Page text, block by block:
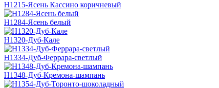
H1215-Ясень Кассино коричневый
H1284-Ясень белый
H1320-Дуб-Кале
H1334-Дуб-Феррара-светлый
H1348-Дуб-Кремона-шампань